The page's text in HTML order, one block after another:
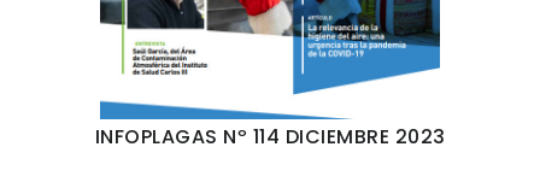
INFOPLAGAS Nº 114 DICIEMBRE 2023